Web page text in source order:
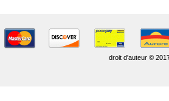
droit d'auteur ©